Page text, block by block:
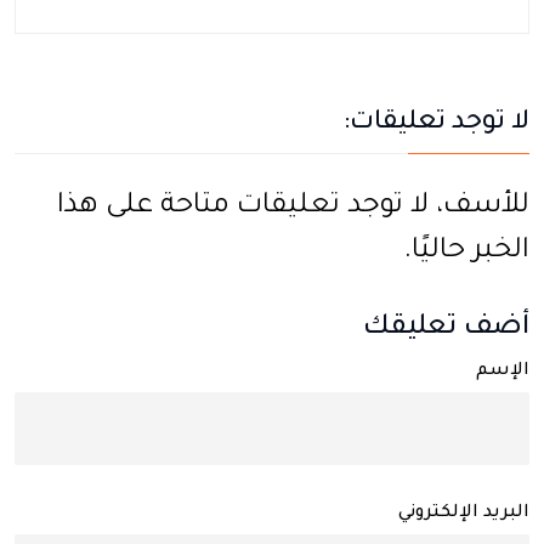
لا توجد تعليقات:
للأسف، لا توجد تعليقات متاحة على هذا
الخبر حاليًا.
أضف تعليقك
الإسم
البريد الإلكتروني